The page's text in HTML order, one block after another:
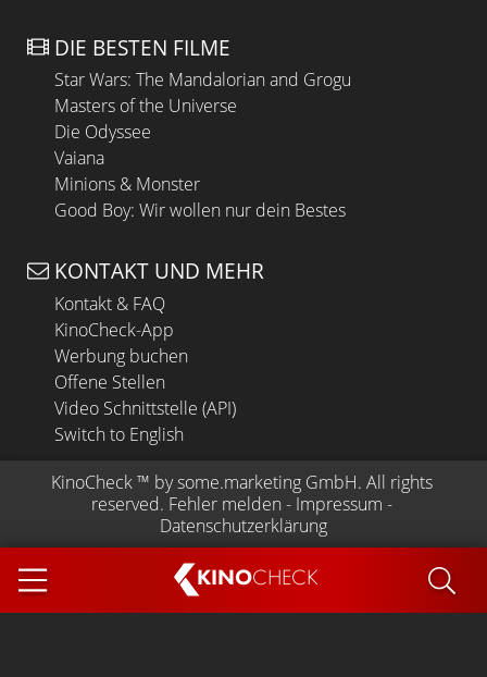
KINOCHECK
DIE BESTEN FILME
Star Wars: The Mandalorian and Grogu
Masters of the Universe
Die Odyssee
Vaiana
Minions & Monster
Good Boy: Wir wollen nur dein Bestes
KONTAKT UND MEHR
Kontakt & FAQ
KinoCheck-App
Werbung buchen
Offene Stellen
Video Schnittstelle (API)
Switch to English
KinoCheck ™ by some.marketing GmbH. All rights
reserved. Fehler melden - Impressum -
Datenschutzerklärung